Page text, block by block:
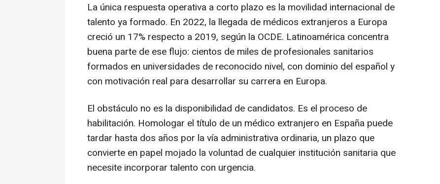
La única respuesta operativa a corto plazo es la movilidad internacional de
talento ya formado. En 2022, la llegada de médicos extranjeros a Europa
creció un 17% respecto a 2019, según la OCDE. Latinoamérica concentra
buena parte de ese flujo: cientos de miles de profesionales sanitarios
formados en universidades de reconocido nivel, con dominio del español y
con motivación real para desarrollar su carrera en Europa.
El obstáculo no es la disponibilidad de candidatos. Es el proceso de
habilitación. Homologar el título de un médico extranjero en España puede
tardar hasta dos años por la vía administrativa ordinaria, un plazo que
convierte en papel mojado la voluntad de cualquier institución sanitaria que
necesite incorporar talento con urgencia.